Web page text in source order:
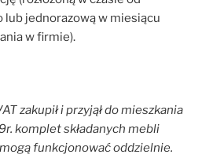
lub jednorazową w miesiącu
w firmie).
zakupił i przyjął do mieszkania
komplet składanych mebli
funkcjonować oddzielnie.